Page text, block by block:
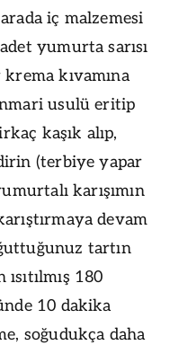
iç malzemesi
yumurta sarısı
kıvamına
usulü eritip
kaşık alıp,
(terbiye yapar
karışımın
devam
tartın
180
10 dakika
soğudukça daha